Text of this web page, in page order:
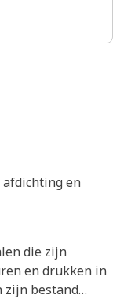
en
die zijn
en drukken in
zijn bestand